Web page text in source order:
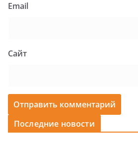
Email
Сайт
Последние новости